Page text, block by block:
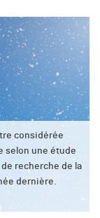
considérée
selon une étude
de recherche de la
dernière.